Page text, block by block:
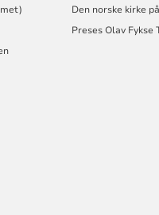
Den norske kirke
Preses Olav Fykse